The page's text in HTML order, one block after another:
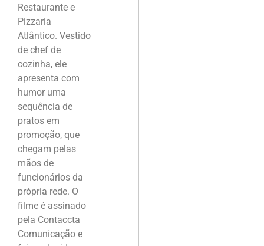
Restaurante e
Pizzaria
Atlântico. Vestido
de chef de
cozinha, ele
apresenta com
humor uma
sequência de
pratos em
promoção, que
chegam pelas
mãos de
funcionários da
própria rede. O
filme é assinado
pela Contaccta
Comunicação e